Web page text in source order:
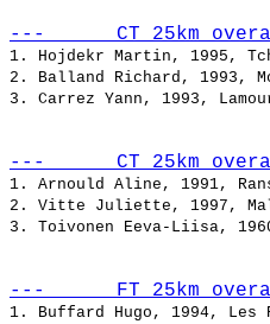
---      CT 25km
1. Hojdekr Martin,
2. Balland
3. Carrez Yann,
---      CT 25km
1. Arnould Aline,
2. Vitte Juliette,
3. Toivonen Eeva-Liisa,
---      FT 25km
1. Buffard Hugo,